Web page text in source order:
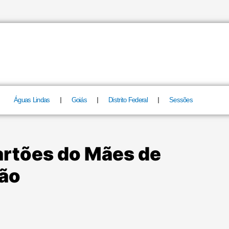
Águas Lindas Goiás Distrito Federal Sessões
do Mães de